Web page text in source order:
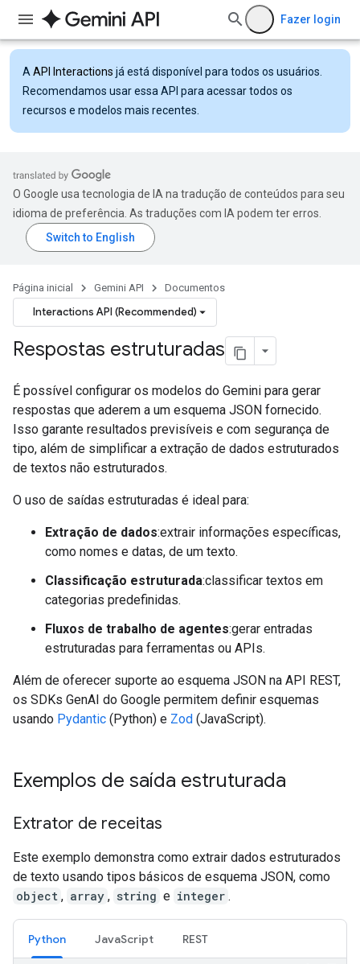
Fazer login
A API Interactions já está disponível para todos os usuários.
Recomendamos usar essa API para acessar todos os
recursos e modelos mais recentes.
O Google usa tecnologia de IA na tradução de conteúdos para seu
idioma de preferência. As traduções com IA podem ter erros.
Página inicial Gemini API Documentos
Interactions API (Recommended)
Respostas estruturadas
É possível configurar os modelos do Gemini para gerar
respostas que aderem a um esquema JSON fornecido.
Isso garante resultados previsíveis e com segurança de
tipo, além de simplificar a extração de dados estruturados
de textos não estruturados.
O uso de saídas estruturadas é ideal para:
Extração de dados:extrair informações específicas,
como nomes e datas, de um texto.
Classificação estruturada:classificar textos em
categorias predefinidas.
Fluxos de trabalho de agentes:gerar entradas
estruturadas para ferramentas ou APIs.
Além de oferecer suporte ao esquema JSON na API REST,
os SDKs GenAI do Google permitem definir esquemas
usando Pydantic (Python) e Zod (JavaScript).
Exemplos de saída estruturada
Extrator de receitas
Este exemplo demonstra como extrair dados estruturados
de texto usando tipos básicos de esquema JSON, como
object , array , string e integer .
Python JavaScript REST